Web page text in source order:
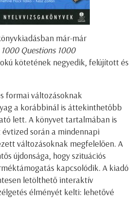
már-már
1000 Questions 1000
kötetének negyedik, felújított és
formai változásoknak
a korábbinál is áttekinthetőbb
lett. A könyvet tartalmában is
során a mindennapi
változásoknak megfelelően. A
újdonsága, hogy szituációs
kapcsolódik. A kiadó
letölthető interaktív
élményét kelti: lehetővé